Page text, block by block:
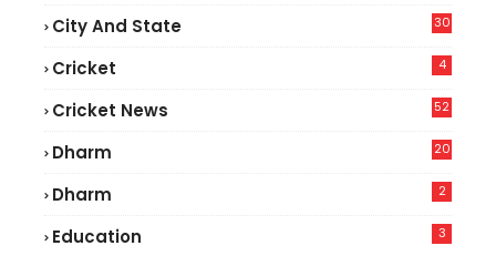
City And State 30
Cricket 4
Cricket News
52
Dharm 20
Dharm 2
Education 3